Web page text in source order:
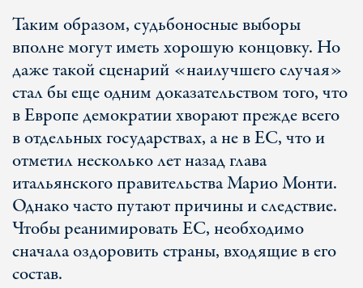
Таким образом, судьбоносные выборы
вполне могут иметь хорошую концовку. Но
даже такой сценарий «наилучшего случая»
стал бы еще одним доказательством того, что
в Европе демократии хворают прежде всего
в отдельных государствах, а не в ЕС, что и
отметил несколько лет назад глава
итальянского правительства Марио Монти.
Однако часто путают причины и следствие.
Чтобы реанимировать ЕС, необходимо
сначала оздоровить страны, входящие в его
состав.